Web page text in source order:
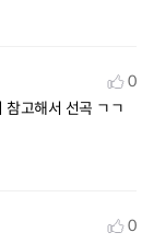
0
참고해서 선곡 ㄱㄱ
0